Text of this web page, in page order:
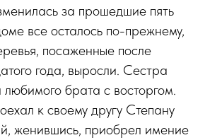
за прошедшие пять
все осталось по-прежнему,
посаженные после
года, выросли. Сестра
брата с восторгом.
к своему другу Степану
женившись, приобрел имение